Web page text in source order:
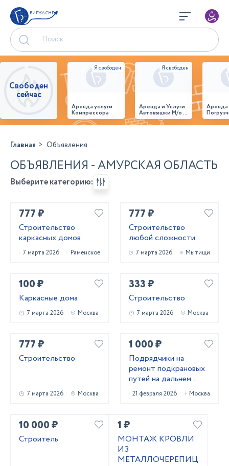
БИРЖА СНГ
Свободен
сейчас
Аренда услуги
Компрессора
Аренда и Услуги
Автовышки М/о г.
Домодедово
26,28,32 место
Главная Объявления
ОБЪЯВЛЕНИЯ - АМУРСКАЯ ОБЛАСТЬ
Выберите категорию:
777 ₽
Строительство
каркасных домов
7 марта 2026 Раменское
777 ₽
Строительство
любой сложности
7 марта 2026 Мытищи
100 ₽
Каркасные дома
7 марта 2026 Москва
333 ₽
Строительство
7 марта 2026 Москва
777 ₽
Строительство
7 марта 2026 Москва
1 000 ₽
Подрядчики на
ремонт подкрановых
путей на дальнем
востоке
21 февраля 2026 Москва
10 000 ₽
Строитель
1 ₽
МОНТАЖ КРОВЛИ
ИЗ
МЕТАЛЛОЧЕРЕПИЦЫ